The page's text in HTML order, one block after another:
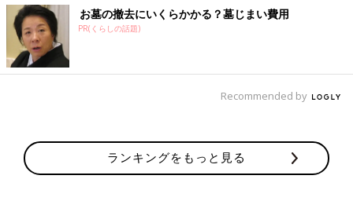
お墓の撤去にいくらかかる？墓じまい費用
PR(くらしの話題)
Recommended by
ランキングをもっと見る